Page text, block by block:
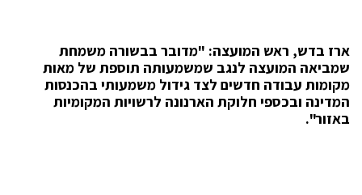
ארז בדש, ראש המועצה: "מדובר בבשורה משמחת
שמביאה המועצה לנגב שמשמעותה תוספת של מאות
מקומות עבודה חדשים לצד גידול משמעותי בהכנסות
המדינה ובכספי חלוקת הארנונה לרשויות המקומיות
באזור".